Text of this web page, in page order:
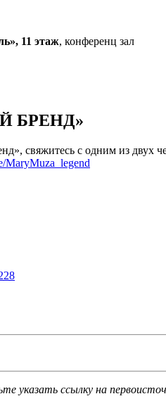
11 этаж, конференц зал
БРЕНД»
свяжитесь с одним из двух
MaryMuza_legend
указать ссылку на